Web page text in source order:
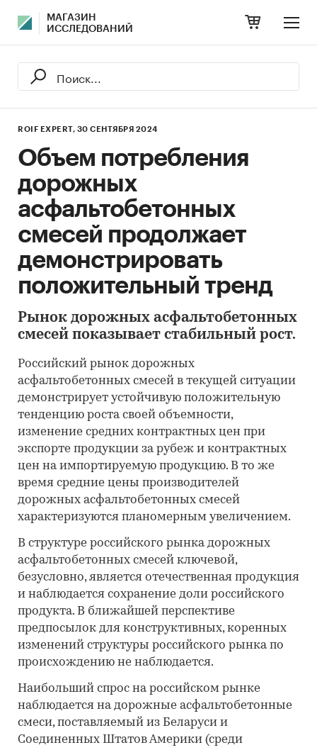
МАГАЗИН
ИССЛЕДОВАНИЙ
ROIF EXPERT, 30 СЕНТЯБРЯ 2024
Объем потребления
дорожных
асфальтобетонных
смесей продолжает
демонстрировать
положительный тренд
Рынок дорожных асфальтобетонных
смесей показывает стабильный рост.
Российский рынок дорожных
асфальтобетонных смесей в текущей ситуации
демонстрирует устойчивую положительную
тенденцию роста своей объемности,
изменение средних контрактных цен при
экспорте продукции за рубеж и контрактных
цен на импортируемую продукцию. В то же
время средние цены производителей
дорожных асфальтобетонных смесей
характеризуются планомерным увеличением.
В структуре российского рынка дорожных
асфальтобетонных смесей ключевой,
безусловно, является отечественная продукция
и наблюдается сохранение доли российского
продукта. В ближайшей перспективе
предпосылок для конструктивных, коренных
изменений структуры российского рынка по
происхождению не наблюдается.
Наибольший спрос на российском рынке
наблюдается на дорожные асфальтобетонные
смеси, поставляемый из Беларуси и
Соединенных Штатов Америки (среди